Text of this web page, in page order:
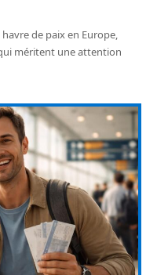
de paix en Europe,
méritent une attention